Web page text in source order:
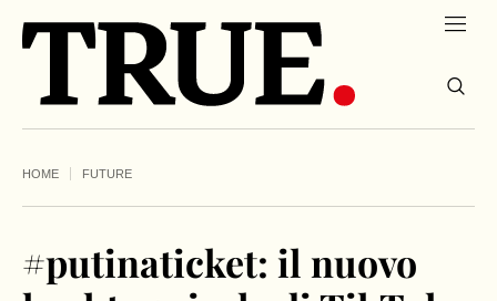
HOME FUTURE
#putinaticket: il nuovo